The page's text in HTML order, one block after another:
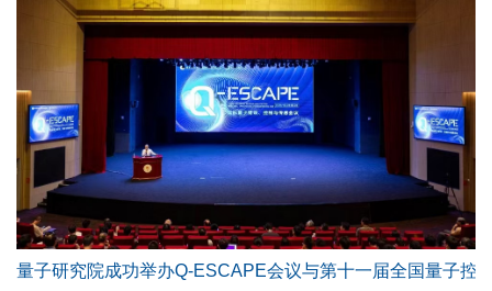
量子研究院成功举办Q-ESCAPE会议与第十一届全国量子控